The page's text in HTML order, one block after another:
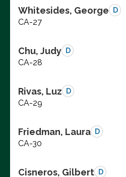
Whitesides, George D
CA-27
Chu, Judy D
CA-28
Rivas, Luz D
CA-29
Friedman, Laura D
CA-30
Cisneros, Gilbert D